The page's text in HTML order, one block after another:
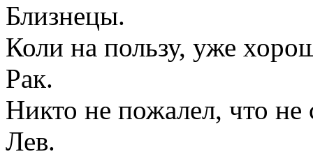
Близнецы.
Коли на пользу, уже
Рак.
Никто не пожалел, что не
Лев.